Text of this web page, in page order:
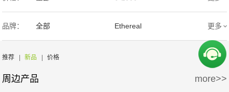
声学产品 智能产品
周边产品
3000-9999 1万-5万
5万-15万
30万-50万
品牌： 全部 Ethereal
氧空间
Zthester
更多
推荐 | 新品 | 价格
周边产品 more>>